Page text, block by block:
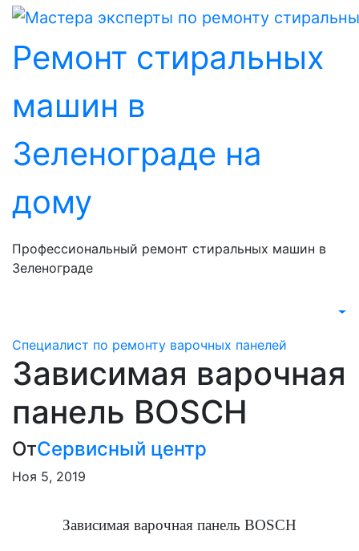
Перейти
содержанию
Ремонт стиральных
машин в
Зеленограде на
дому
Профессиональный ремонт стиральных машин в
Зеленограде
Специалист по ремонту варочных панелей
Зависимая варочная
панель BOSCH
ОтСервисный центр
Ноя 5, 2019
Зависимая варочная панель BOSCH